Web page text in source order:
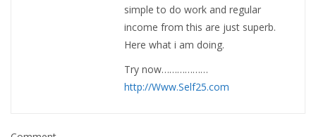
simple to do work and regular
income from this are just superb.
Here what i am doing.
Try now………………
http://Www.Self25.com